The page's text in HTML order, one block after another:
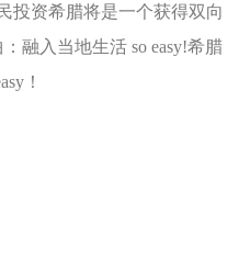
投资希腊将是一个获得双向
融入当地生活 so easy!希腊
！